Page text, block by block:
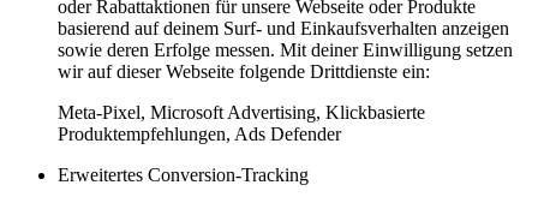
oder Rabattaktionen für unsere Webseite oder Produkte
basierend auf deinem Surf- und Einkaufsverhalten anzeigen
sowie deren Erfolge messen. Mit deiner Einwilligung setzen
wir auf dieser Webseite folgende Drittdienste ein:
Meta-Pixel, Microsoft Advertising, Klickbasierte
Produktempfehlungen, Ads Defender
Erweitertes Conversion-Tracking